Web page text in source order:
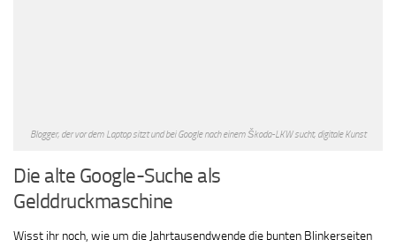
Blogger, der vor dem Laptop sitzt und bei Google nach einem Škoda-LKW sucht, digitale Kunst
Die alte Google-Suche als
Gelddruckmaschine
Wisst ihr noch, wie um die Jahrtausendwende die bunten Blinkerseiten